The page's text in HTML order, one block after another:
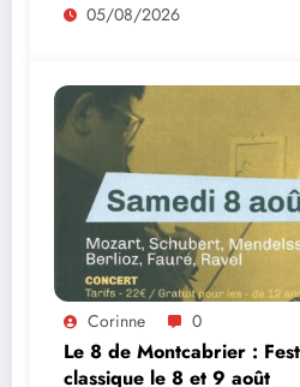
05/08/2026
Corinne 0
Le 8 de Montcabrier :
classique le 8 et 9 août